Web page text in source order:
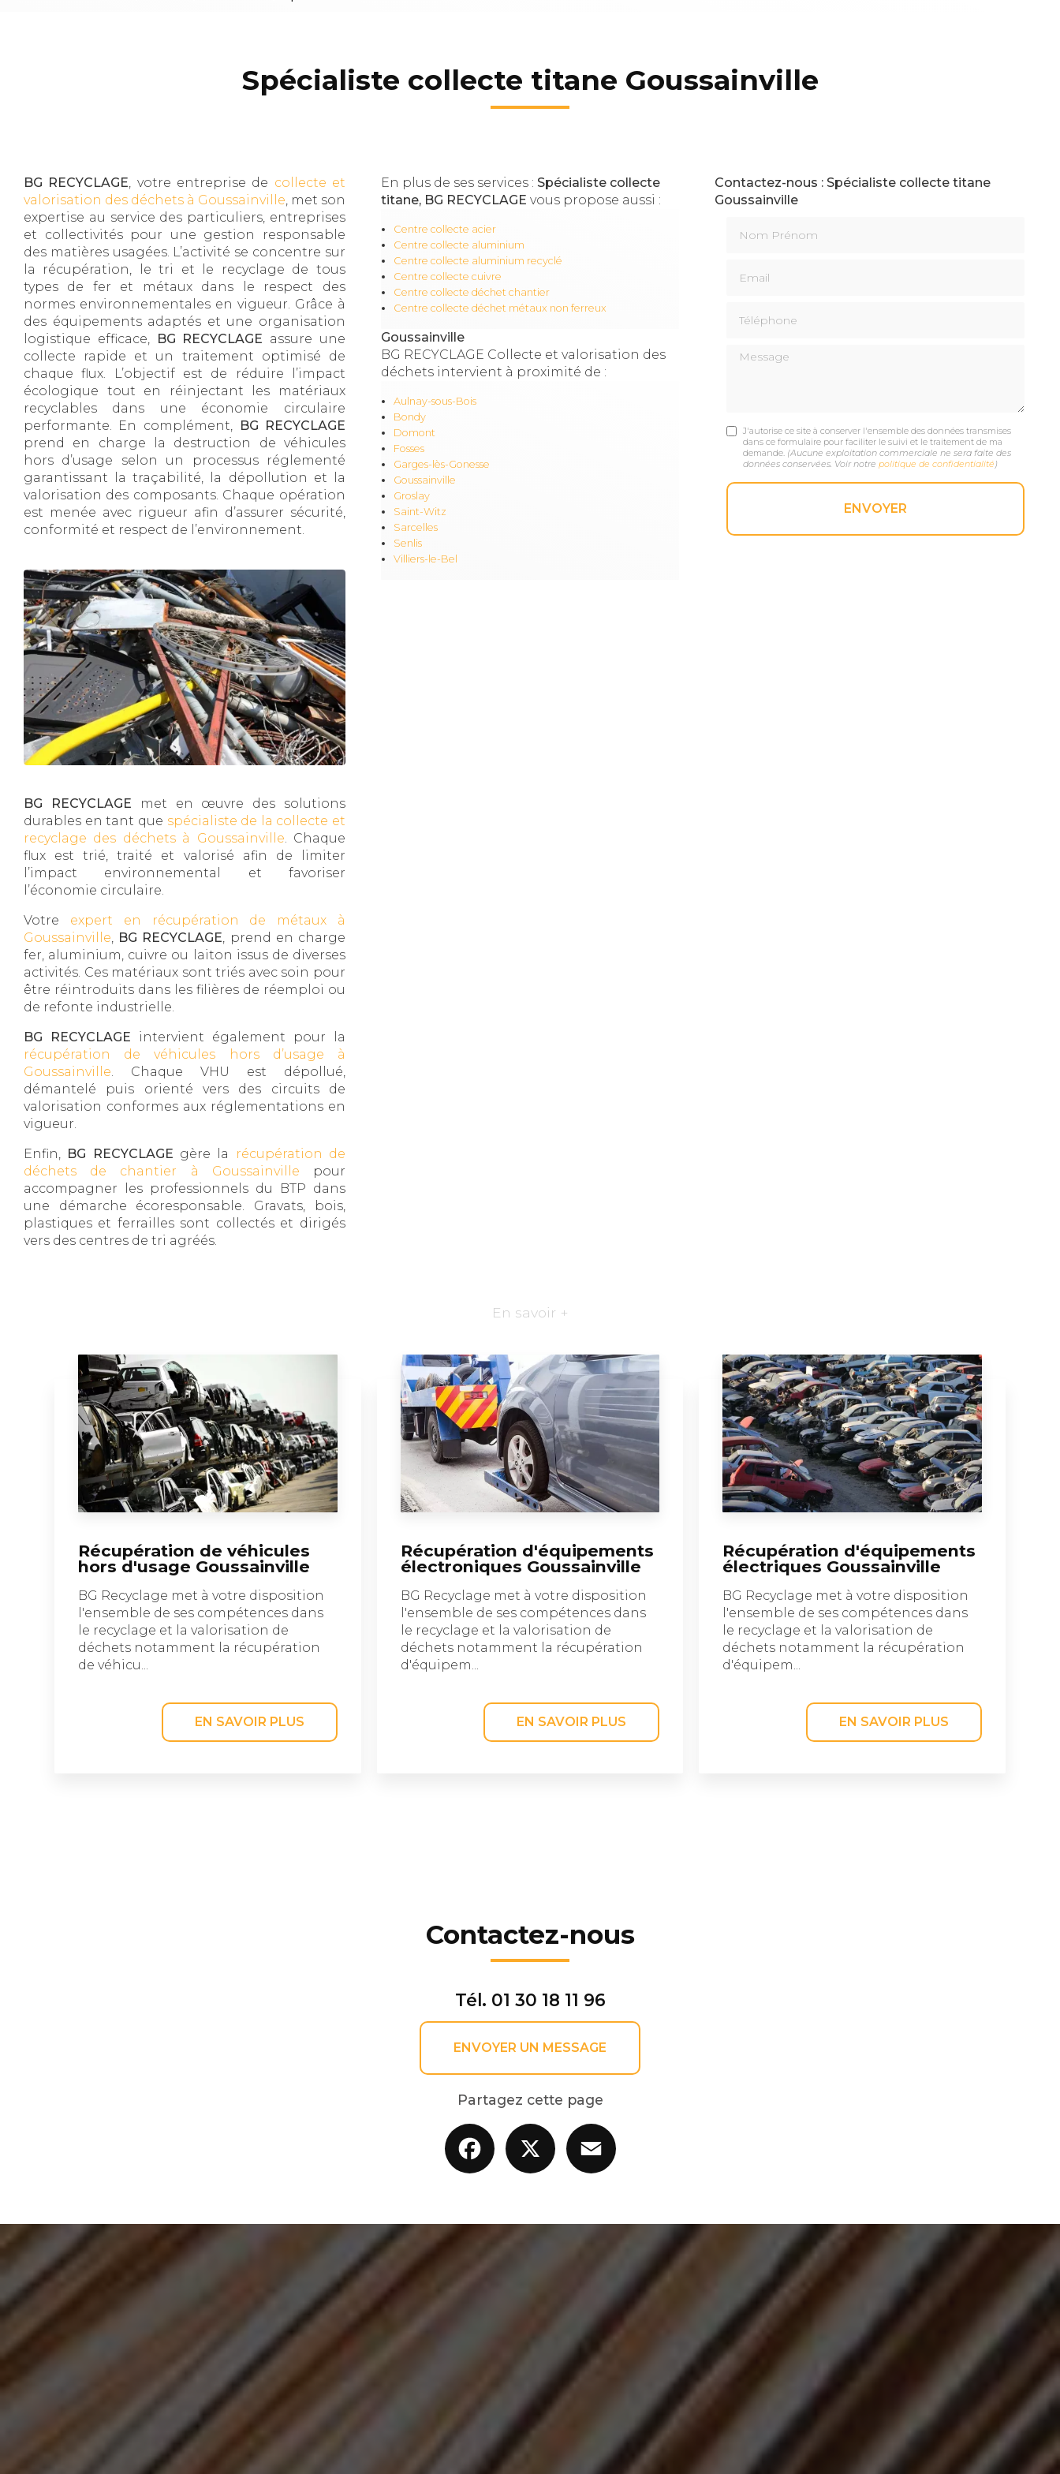
Spécialiste collecte titane Goussainville
BG RECYCLAGE, votre entreprise de collecte et
valorisation des déchets à Goussainville, met son
expertise au service des particuliers, entreprises
et collectivités pour une gestion responsable
des matières usagées. L’activité se concentre sur
la récupération, le tri et le recyclage de tous
types de fer et métaux dans le respect des
normes environnementales en vigueur. Grâce à
des équipements adaptés et une organisation
logistique efficace,
BG RECYCLAGE assure une
collecte rapide et un traitement optimisé de
chaque flux. L’objectif est de réduire l’impact
écologique tout en réinjectant les matériaux
recyclables dans une économie circulaire
performante. En complément,
BG RECYCLAGE
prend en charge la destruction de véhicules
hors d’usage selon un processus réglementé
garantissant la traçabilité, la dépollution et la
valorisation des composants. Chaque opération
est menée avec rigueur afin d’assurer sécurité,
conformité et respect de l’environnement.
BG RECYCLAGE met en œuvre des solutions
durables en tant que spécialiste de la collecte et
recyclage des déchets à Goussainville. Chaque
flux est trié, traité et valorisé afin de limiter
l’impact environnemental et favoriser
l’économie circulaire.
Votre expert en récupération de métaux à
Goussainville, BG RECYCLAGE, prend en charge
fer, aluminium, cuivre ou laiton issus de diverses
activités. Ces matériaux sont triés avec soin pour
être réintroduits dans les filières de réemploi ou
de refonte industrielle.
BG RECYCLAGE intervient également pour la
récupération de véhicules hors d’usage à
Goussainville. Chaque VHU est dépollué,
démantelé puis orienté vers des circuits de
valorisation conformes aux réglementations en
vigueur.
Enfin, BG RECYCLAGE gère la
récupération de
déchets de chantier à Goussainville pour
accompagner les professionnels du BTP dans
une démarche écoresponsable. Gravats, bois,
plastiques et ferrailles sont collectés et dirigés
vers des centres de tri agréés.
En plus de ses services : Spécialiste collecte
titane, BG RECYCLAGE vous propose aussi :
Centre collecte acier
Centre collecte aluminium
Centre collecte aluminium recyclé
Centre collecte cuivre
Centre collecte déchet chantier
Centre collecte déchet métaux non ferreux
Goussainville
BG RECYCLAGE Collecte et valorisation des
déchets intervient à proximité de :
Aulnay-sous-Bois
Bondy
Domont
Fosses
Garges-lès-Gonesse
Goussainville
Groslay
Saint-Witz
Sarcelles
Senlis
Villiers-le-Bel
Contactez-nous : Spécialiste collecte titane
Goussainville
Message
J'autorise ce site à conserver l'ensemble des données transmises
dans ce formulaire pour faciliter le suivi et le traitement de ma
demande. (Aucune exploitation commerciale ne sera faite des
données conservées. Voir notre politique de confidentialité )
En savoir +
Récupération de véhicules
hors d'usage Goussainville
BG Recyclage met à votre disposition
l'ensemble de ses compétences dans
le recyclage et la valorisation de
déchets notamment la récupération
de véhicu...
EN SAVOIR PLUS
Récupération d'équipements
électroniques Goussainville
BG Recyclage met à votre disposition
l'ensemble de ses compétences dans
le recyclage et la valorisation de
déchets notamment la récupération
d'équipem...
EN SAVOIR PLUS
Récupération d'équipements
électriques Goussainville
BG Recyclage met à votre disposition
l'ensemble de ses compétences dans
le recyclage et la valorisation de
déchets notamment la récupération
d'équipem...
EN SAVOIR PLUS
Contactez-nous
Tél. 01 30 18 11 96
ENVOYER UN MESSAGE
Partagez cette page
Facebook